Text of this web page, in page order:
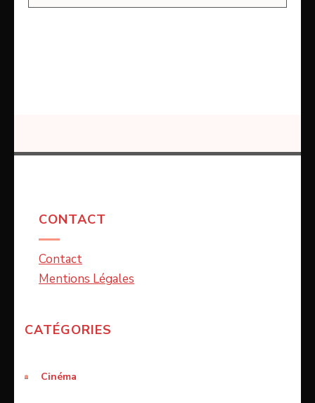
CONTACT
Contact
Mentions Légales
CATÉGORIES
Cinéma